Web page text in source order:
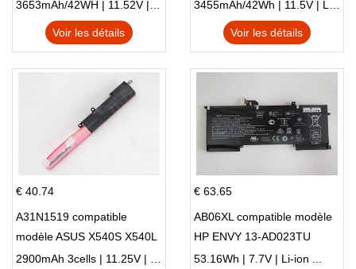
X705NC X705UA X705UV
X705UN X705UD
3653mAh/42WH | 11.52V | Li-ion ...
Voir les détails
E410MA L410MA 3455mAh/42Wh | 11.5V | Li-ion ...
Voir les détails
€ 40.74
A31N1519 compatible
modèle ASUS X540S X540L
X540LA-SI302 X540SA
2900mAh 3cells | 11.25V | Li-ion ...
€ 63.65
AB06XL compatible modèle
HP ENVY 13-AD023TU
HSTNN-DB8C 921438-855
53.16Wh | 7.7V | Li-ion ...